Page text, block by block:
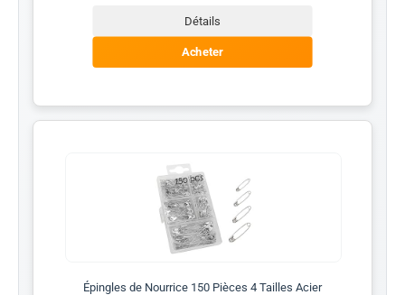
Détails
Acheter
Épingles de Nourrice 150 Pièces 4 Tailles Acier